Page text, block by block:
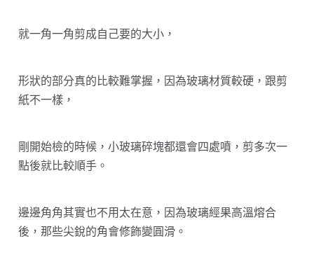
就一角一角剪成自己要的大小，
形狀的部分真的比較難掌握，因為玻璃材質較硬，跟剪
紙不一樣，
剛開始檢的時候，小玻璃碎塊都還會四處噴，剪多次一
點後就比較順手。
邊邊角角其實也不用太在意，因為玻璃經果高溫熔合
後，那些尖銳的角會修飾變圓滑。